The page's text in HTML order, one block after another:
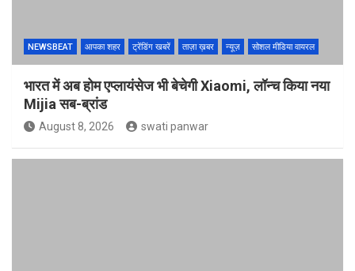
NEWSBEAT आपका शहर ट्रेंडिंग खबरें ताज़ा ख़बर न्यूज़ सोशल मीडिया वायरल
भारत में अब होम एप्लायंसेज भी बेचेगी Xiaomi, लॉन्च किया नया
Mijia सब-ब्रांड
August 8, 2026 swati panwar